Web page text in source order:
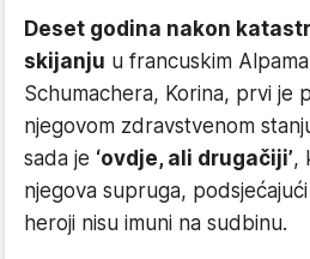
Deset godina nakon
skijanju u francuskim
Schumachera, Korina, prvi je
njegovom zdravstvenom
sada je ‘ovdje, ali drugačiji’,
njegova supruga,
heroji nisu imuni na sudbinu.